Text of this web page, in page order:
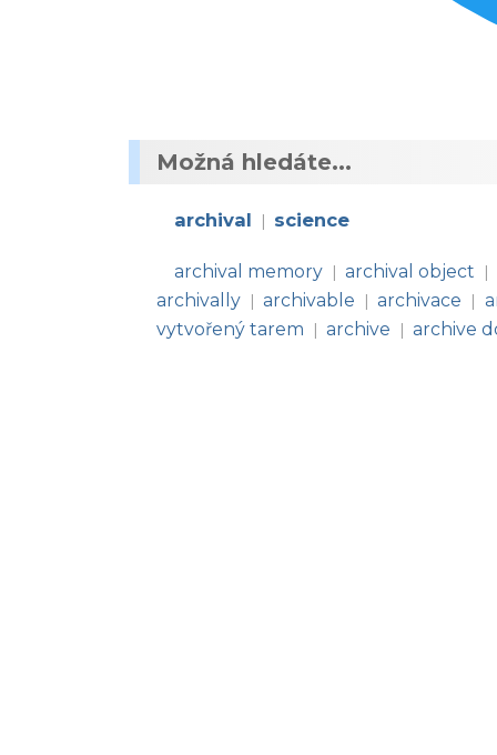
Možná hledáte...
archival | science
archival memory | archival object |
archivally | archivable | archivace |
vytvořený tarem
| archive | archive